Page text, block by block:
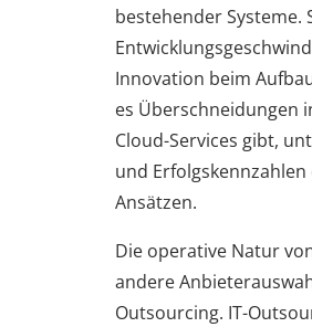
bestehender
Innovation beim
es Überschneidungen
Cloud-Services gibt,
und
Ansätzen.
Die operative Natur
andere
Outsourcing. IT-